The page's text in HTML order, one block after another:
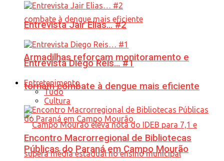
Armadilhas reforçam monitoramento e
tornam combate à dengue mais eficiente
Entrevista Jair Elias… #2
Entrevista Diego Reis… #1
Entretenimento
Tudo
Cultura
Encontro Macrorregional de Bibliotecas
Públicas do Paraná em Campo Mourão